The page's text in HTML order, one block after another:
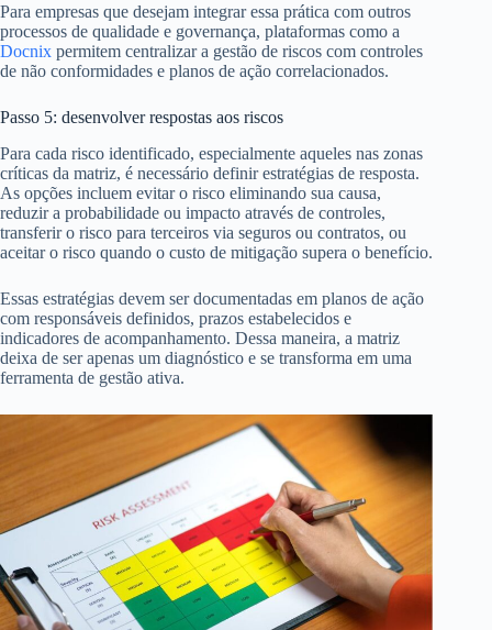
Para empresas que desejam integrar essa prática com outros
processos de qualidade e governança, plataformas como a
Docnix permitem centralizar a gestão de riscos com controles
de não conformidades e planos de ação correlacionados.
Passo 5: desenvolver respostas aos riscos
Para cada risco identificado, especialmente aqueles nas zonas
críticas da matriz, é necessário definir estratégias de resposta.
As opções incluem evitar o risco eliminando sua causa,
reduzir a probabilidade ou impacto através de controles,
transferir o risco para terceiros via seguros ou contratos, ou
aceitar o risco quando o custo de mitigação supera o benefício.
Essas estratégias devem ser documentadas em planos de ação
com responsáveis definidos, prazos estabelecidos e
indicadores de acompanhamento. Dessa maneira, a matriz
deixa de ser apenas um diagnóstico e se transforma em uma
ferramenta de gestão ativa.